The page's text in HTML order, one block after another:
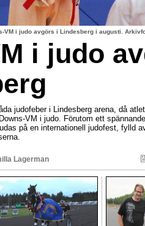
VM i judo avgörs i Lindesberg i augusti.
i judo
judofeber i Lindesberg arena, då
VM i judo. Förutom ett spännande
på en internationell judofest, fylld
Lagerman